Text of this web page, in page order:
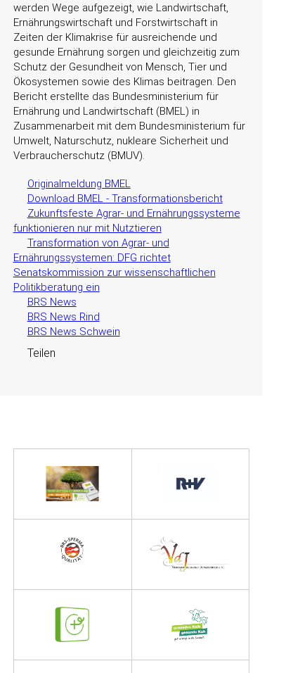
werden Wege aufgezeigt, wie Landwirtschaft,
Ernährungswirtschaft und Forstwirtschaft in
Zeiten der Klimakrise für ausreichende und
gesunde Ernährung sorgen und gleichzeitig zum
Schutz der Gesundheit von Mensch, Tier und
Ökosystemen sowie des Klimas beitragen. Den
Bericht erstellte das Bundesministerium für
Ernährung und Landwirtschaft (BMEL) in
Zusammenarbeit mit dem Bundesministerium für
Umwelt, Naturschutz, nukleare Sicherheit und
Verbraucherschutz (BMUV).
Originalmeldung BMEL
Download BMEL - Transformationsbericht
Zukunftsfeste Agrar- und Ernährungssysteme
funktionieren nur mit Nutztieren
Transformation von Agrar- und
Ernährungssystemen: DFG richtet
Senatskommission zur wissenschaftlichen
Politikberatung ein
BRS News
BRS News Rind
BRS News Schwein
Teilen